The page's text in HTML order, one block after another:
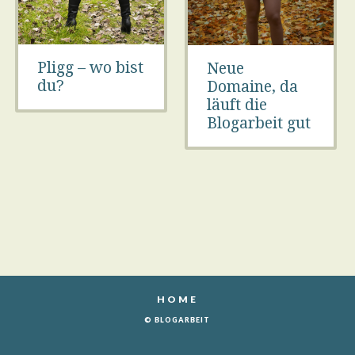
Pligg – wo bist
du?
Neue
Domaine, da
läuft die
Blogarbeit gut
HOME
© BLOGARBEIT